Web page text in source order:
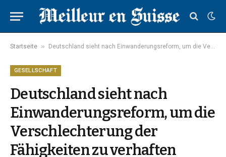
Startseite » Deutschland sieht nach Einwanderungsreform, um die Verschlechterung der Fähigkeiten zu verhaften
GESELLSCHAFT
Deutschland sieht nach
Einwanderungsreform, um die
Verschlechterung der
Fähigkeiten zu verhaften